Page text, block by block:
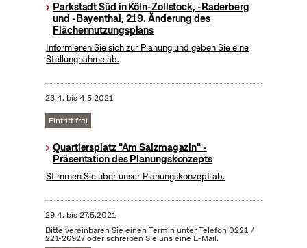
Parkstadt Süd in Köln-Zollstock, -Raderberg
und -Bayenthal, 219. Änderung des
Flächennutzungsplans
Informieren Sie sich zur Planung und geben Sie eine
Stellungnahme ab.
23.4. bis4.5.2021
Eintritt frei
Quartiersplatz "Am Salzmagazin" -
Präsentation des Planungskonzepts
Stimmen Sie über unser Planungskonzept ab.
29.4. bis27.5.2021
Bitte vereinbaren Sie einen Termin unter Telefon 0221 /
221-26927 oder schreiben Sie uns eine E-Mail.